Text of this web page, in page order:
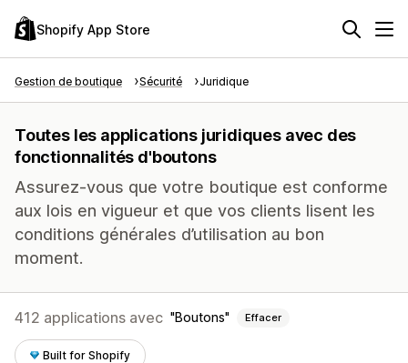
Shopify App Store
Gestion de boutique Sécurité Juridique
Toutes les applications juridiques avec des
fonctionnalités d'boutons
Assurez-vous que votre boutique est conforme
aux lois en vigueur et que vos clients lisent les
conditions générales d’utilisation au bon
moment.
412 applications avec Boutons Effacer
Built for Shopify